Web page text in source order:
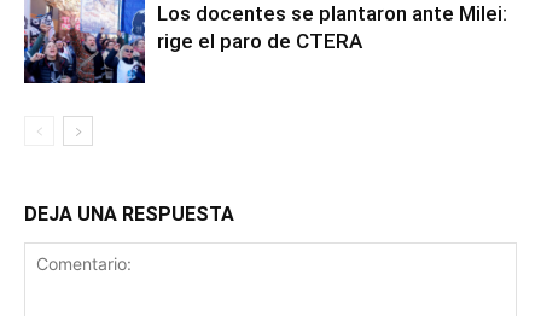
Los docentes se plantaron ante Milei:
rige el paro de CTERA
DEJA UNA RESPUESTA